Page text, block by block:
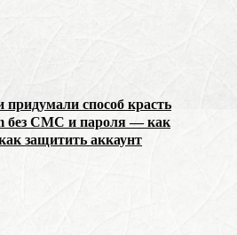
способ красть
без СМС и пароля — как
защитить аккаунт